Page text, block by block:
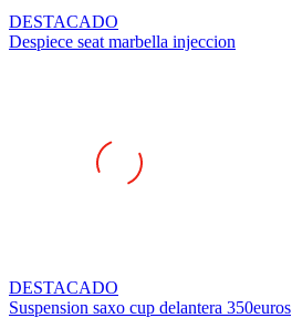
DESTACADO
Despiece seat marbella injeccion
DESTACADO
Suspension saxo cup delantera 350euros